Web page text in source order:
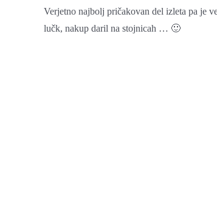
Verjetno najbolj pričakovan del izleta pa je
lučk, nakup daril na stojnicah … 🙂